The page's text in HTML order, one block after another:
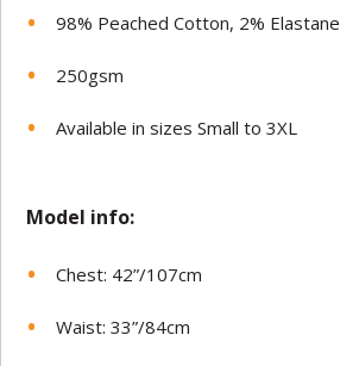
98% Peached Cotton, 2% Elastane
250gsm
Available in sizes Small to 3XL
Model info:
Chest: 42”/107cm
Waist: 33”/84cm